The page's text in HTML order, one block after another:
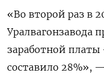
«Во второй раз в
Уралвагонзавода
заработной платы
составило 28%»,